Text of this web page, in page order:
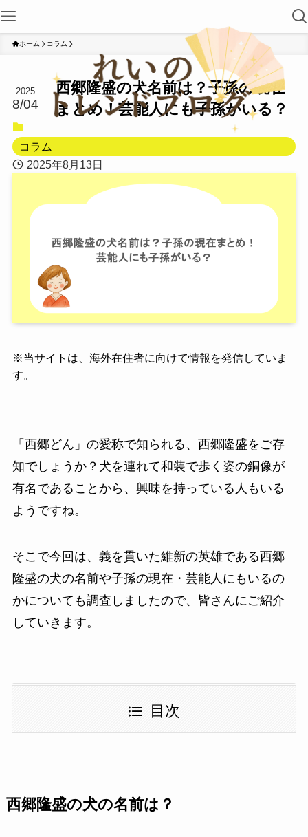
ホーム コラム
西郷隆盛の犬名前は？子孫の現在
まとめ！芸能人にも子孫がいる？
2025
8/04
コラム
2025年8月13日
※当サイトは、海外在住者に向けて情報を発信していま
す。
「西郷どん」の愛称で知られる、西郷隆盛をご存
知でしょうか？犬を連れて和装で歩く姿の銅像が
有名であることから、興味を持っている人もいる
ようですね。
そこで今回は、義を貫いた維新の英雄である西郷
隆盛の犬の名前や子孫の現在・芸能人にもいるの
かについても調査しましたので、皆さんにご紹介
していきます。
目次
西郷隆盛の犬の名前は？